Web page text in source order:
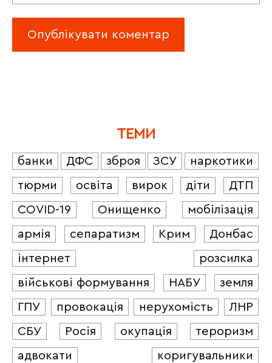
ТЕМИ
банки ДФС зброя ЗСУ
наркотики
тюрми
освіта вирок діти
ДТП
COVID-19
Онищенко
мобілізація
армія
сепаратизм Крим
Донбас
інтернет
розсилка
військові формування
НАБУ
земля
ГПУ
провокація нерухомість
ЛНР
СБУ
Росія окупація
тероризм
адвокати
коригувальники